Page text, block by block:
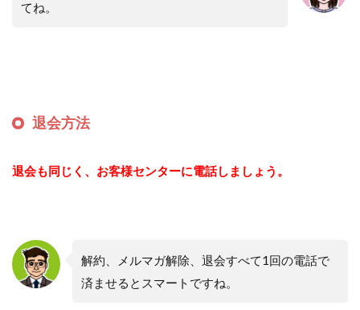
てね。
退会方法
退会も同じく、お客様センターに電話しましょう。
解約、メルマガ解除、退会すべて1回の電話で
済ませるとスマートですね。